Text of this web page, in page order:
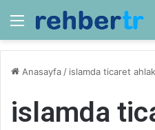
Menü
Anasayfa / islamda ticaret
islamda